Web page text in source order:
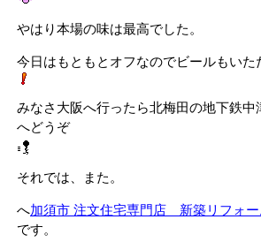
やはり本場の味は最高でした。
今日はもともとオフなのでビールもいた
みなさ大阪へ行ったら北梅田の地下鉄中
へどうぞ
それでは、また。
へ加須市 注文住宅専門店 新築リフォ
です。